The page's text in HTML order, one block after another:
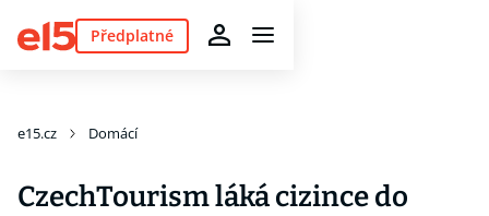
Předplatné
e15.cz Domácí
CzechTourism láká cizince do